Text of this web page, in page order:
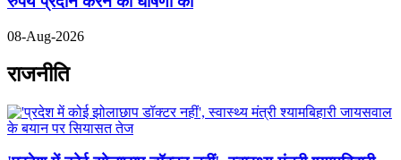
08-Aug-2026
राजनीति